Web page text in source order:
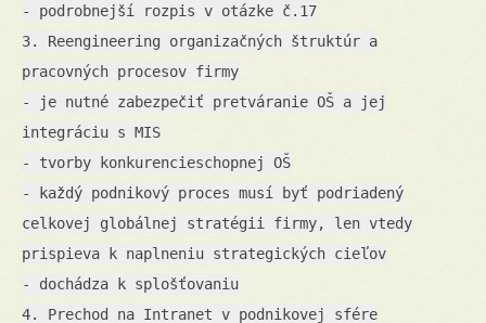
- podrobnejší rozpis v otázke č.17
3. Reengineering organizačných štruktúr a
pracovných procesov firmy
- je nutné zabezpečiť pretváranie OŠ a jej
integráciu s MIS
- tvorby konkurencieschopnej OŠ
- každý podnikový proces musí byť podriadený
celkovej globálnej stratégii firmy, len vtedy
prispieva k naplneniu strategických cieľov
- dochádza k splošťovaniu
4. Prechod na Intranet v podnikovej sfére